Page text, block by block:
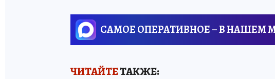
САМОЕ ОПЕРАТИВНОЕ – В НАШЕМ
ЧИТАЙТЕТАКЖЕ: